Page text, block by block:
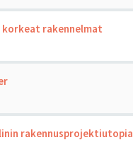
rakennelmat
rakennusprojektiutopia